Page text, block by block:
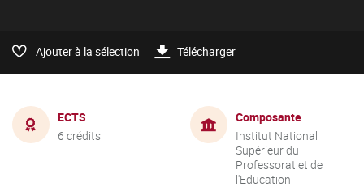
Ajouter à la sélection Télécharger
ECTS
6 crédits
Composante
Institut National
Supérieur du
Professorat et de
l'Education